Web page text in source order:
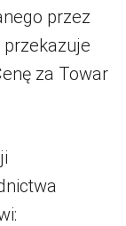
przez
za Towar